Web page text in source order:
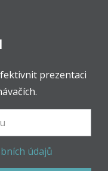
prezentaci
údajů